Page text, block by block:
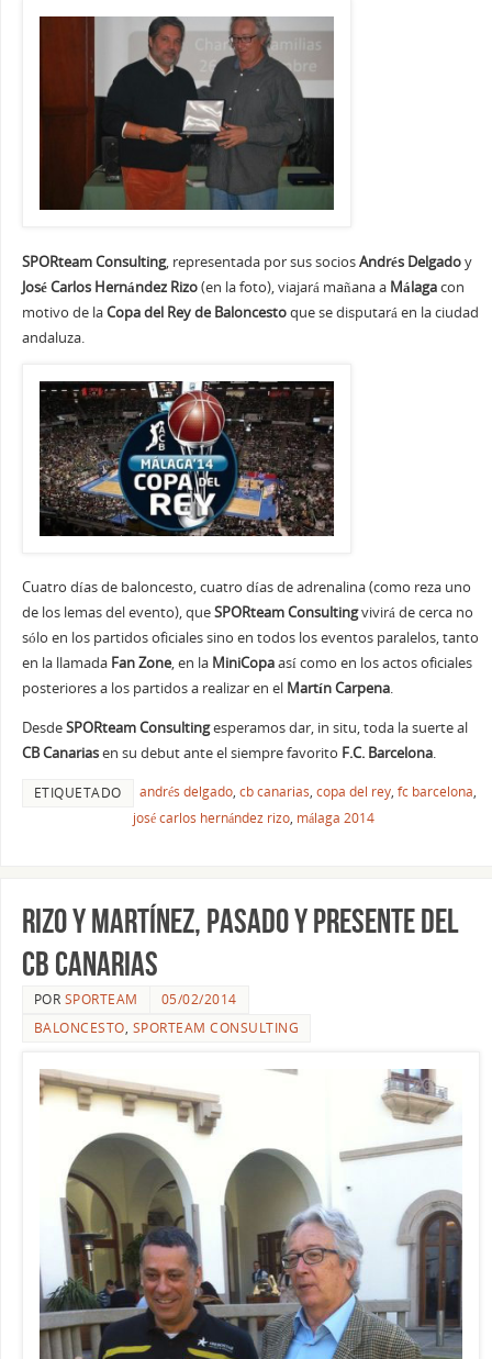
SPORteam Consulting, representada por sus sociosAndrés Delgadoy
José Carlos Hernández Rizo(en la foto), viajará mañana a Málagacon
motivo de laCopa del Rey de Baloncestoque se disputará en la ciudad
andaluza.
Cuatro días de baloncesto, cuatro días de adrenalina (como reza uno
de los lemas del evento), queSPORteam Consultingvivirá de cerca no
sólo en los partidos oficiales sino en todos los eventos paralelos, tanto
en la llamada Fan Zone, en la MiniCopaasí como en los actos oficiales
posteriores a los partidos a realizar en el Martín Carpena.
DesdeSPORteam Consultingesperamos dar, in situ, toda la suerte al
CB Canariasen su debut ante el siempre favorito F.C. Barcelona.
ETIQUETADO andrés delgado, cb canarias, copa del rey, fc barcelona,
josé carlos hernández rizo, málaga 2014
Rizo y Martínez, pasado y presente del
CB Canarias
POR SPORTEAM
05/02/2014
BALONCESTO, SPORTEAM CONSULTING